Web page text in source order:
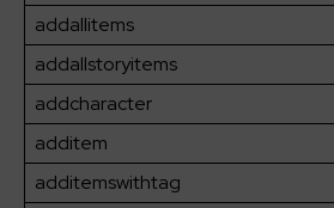
addallitems
addallstoryitems
addcharacter
additem
additemswithtag